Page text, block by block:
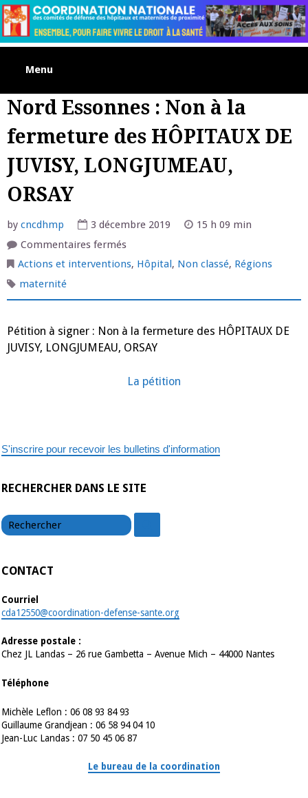
Skip
to
content
Menu
Nord Essonnes : Non à la
fermeture des HÔPITAUX DE
JUVISY, LONGJUMEAU,
ORSAY
by cncdhmp 3 décembre 2019
15 h 09 min
Commentaires ferméssur
Essonnes
la
HÔPITAUX
JUVISY,
Actions et interventions, Hôpital , Non classé, Régions
maternité
Pétition à signer : Non à la fermeture des HÔPITAUX DE
JUVISY, LONGJUMEAU, ORSAY
La pétition
S'inscrire pour recevoir les bulletins d'information
RECHERCHER DANS LE SITE
CONTACT
Courriel
cda12550@coordination-defense-sante.org
Adresse postale :
Chez JL Landas – 26 rue Gambetta – Avenue Mich – 44000 Nantes
Téléphone
Michèle Leflon : 06 08 93 84 93
Guillaume Grandjean : 06 58 94 04 10
Jean-Luc Landas : 07 50 45 06 87
Le bureau de la coordination